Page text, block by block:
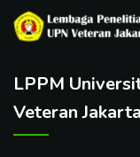
LPPM
Veteran Jakarta